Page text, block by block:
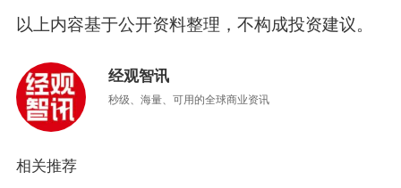
以上内容基于公开资料整理，不构成投资建议。
经观智讯
秒级、海量、可用的全球商业资讯
相关推荐